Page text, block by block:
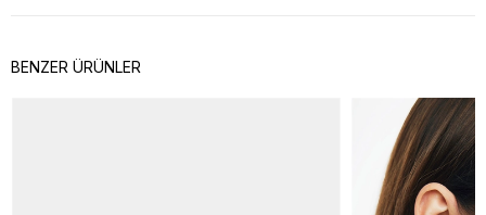
BENZER ÜRÜNLER